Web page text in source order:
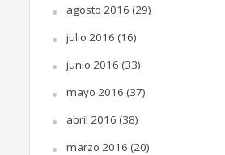
agosto 2016 (29)
julio 2016 (16)
junio 2016 (33)
mayo 2016 (37)
abril 2016 (38)
marzo 2016 (20)